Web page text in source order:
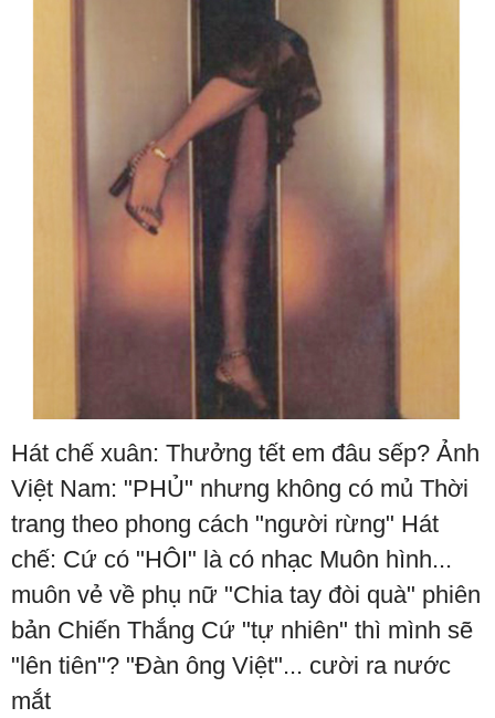
Hát chế xuân: Thưởng tết em đâu sếp? Ảnh
Việt Nam: "PHỦ" nhưng không có mủ Thời
trang theo phong cách "người rừng" Hát
chế: Cứ có "HÔI" là có nhạc Muôn hình...
muôn vẻ về phụ nữ "Chia tay đòi quà" phiên
bản Chiến Thắng Cứ "tự nhiên" thì mình sẽ
"lên tiên"? "Đàn ông Việt"... cười ra nước
mắt